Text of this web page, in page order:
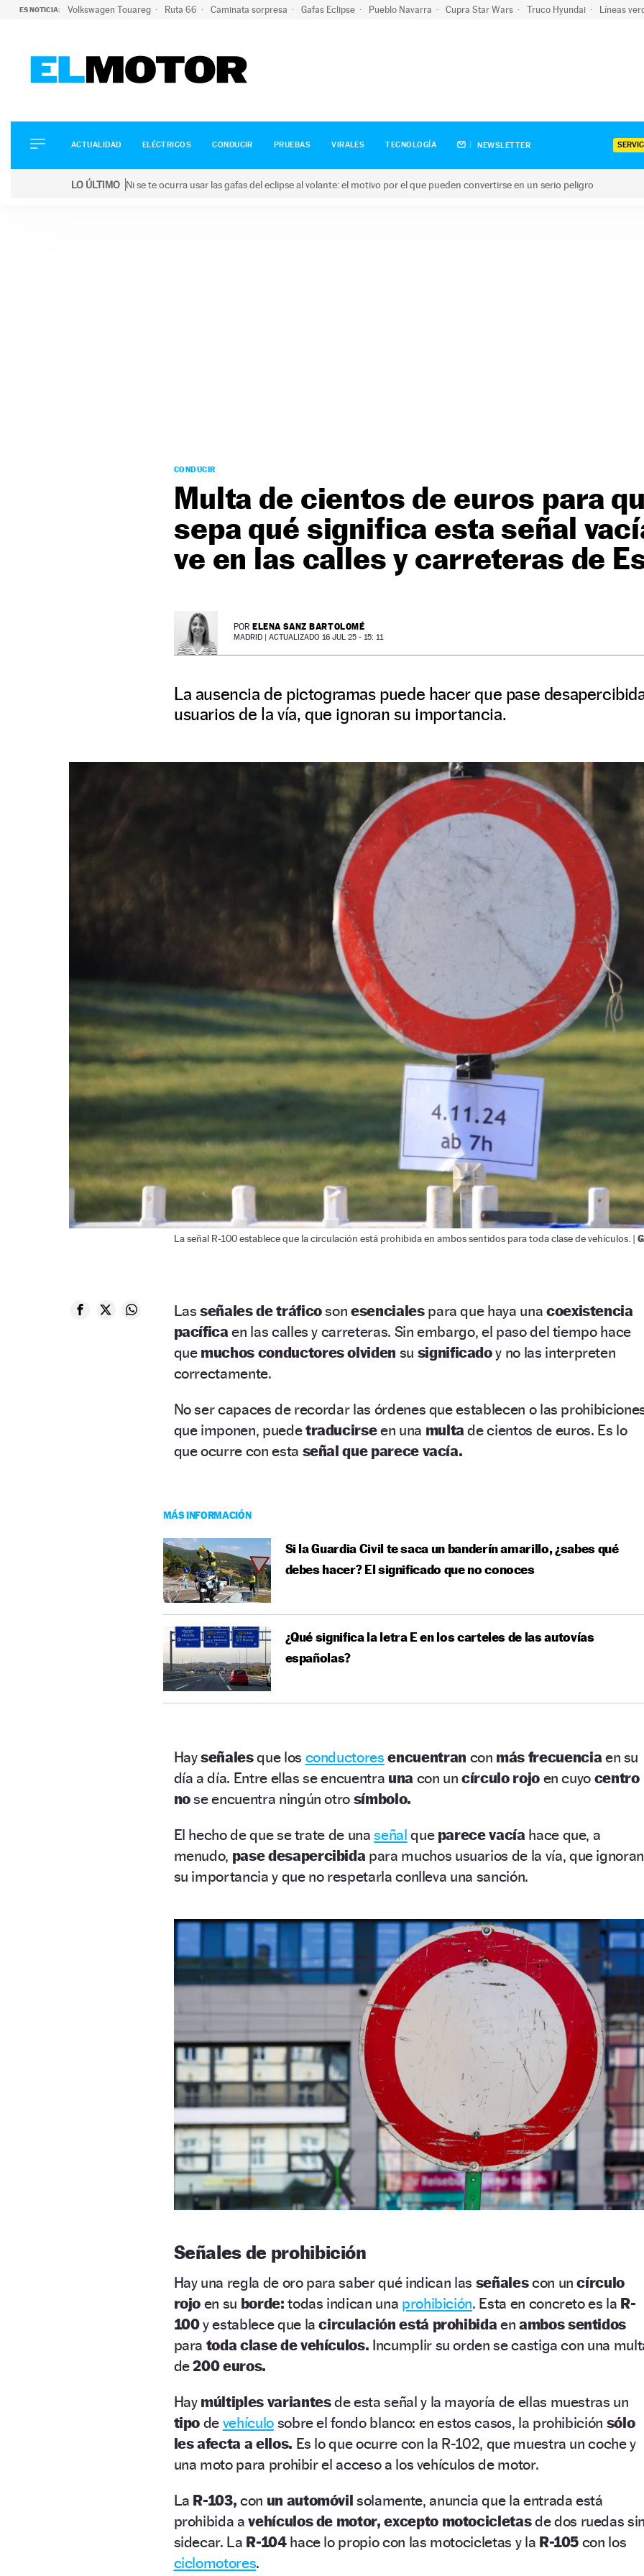
ES NOTICIA: Volkswagen Touareg Ruta 66 Caminata sorpresa Gafas Eclipse Pueblo Navarra Cupra Star Wars Truco Hyundai Líneas
ELÉCTRICOS
CONDUCIR
ACTUALIDAD ELÉCTRICOS CONDUCIR PRUEBAS VIRALES TECNOLOGÍA NEWSLETTER
LO ÚLTIMO Ni se te ocurra usar las gafas del eclipse al volante: el motivo por el que pueden convertirse en un serio peligro
CONDUCIR
Multa de cientos de euros para
sepa qué significa esta señal
ve en las calles y carreteras de
POR ELENA SANZ BARTOLOMÉ
MADRID | ACTUALIZADO 16 JUL 25 - 15: 11
La ausencia de pictogramas puede hacer que pase
usuarios de la vía, que ignoran su importancia.
La señal R-100 establece que la circulación está prohibida en ambos sentidos para toda clase de vehículos. |
Las señales de tráficosonesenciales para que haya una coexistencia
pacíficaen las calles y carreteras. Sin embargo, el paso del tiempo hace
que muchos conductores olviden su significadoy no las interpreten
correctamente.
No ser capaces de recordar las órdenes que establecen o las
que imponen, puedetraducirseen una multade cientos de euros. Es lo
que ocurre con esta señal que parece vacía.
MÁS INFORMACIÓN
Si la Guardia Civil te saca un banderín amarillo, ¿sabes qué
debes hacer? El significado que no conoces
¿Qué significa la letra E en los carteles de las autovías
españolas?
Hayseñalesque los conductores encuentran con más frecuencia en su
día a día. Entre ellas se encuentra una con un círculo rojo en cuyo centro
nose encuentra ningún otro símbolo.
El hecho de que se trate de unaseñal que parece vacía hace que, a
menudo, pase desapercibida para muchos usuarios de la vía, que ignoran
su importancia y que no respetarla conlleva una sanción.
Señales de prohibición
Hay una regla de oro para saber qué indican las señalescon uncírculo
rojo en su borde:todas indican una prohibición. Esta en concreto es la R-
100y establece que lacirculación está prohibida en ambos sentidos
para toda clase de vehículos. Incumplir su orden se castiga con una
de200 euros.
Haymúltiples variantesde esta señal y la mayoría de ellas muestras un
tipo de vehículosobre el fondo blanco: en estos casos, la prohibición sólo
les afecta a ellos. Es lo que ocurre con la R-102, que muestra un coche y
una moto para prohibir el acceso a los vehículos de motor.
La R-103,con un automóvil solamente, anuncia que la entrada está
prohibida avehículos de motor, excepto motocicletasde dos ruedas
sidecar. La R-104hace lo propio con las motocicletas y la R-105 con los
ciclomotores.